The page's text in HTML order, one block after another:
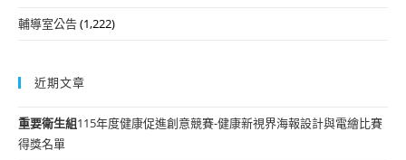
輔導室公告(1,222)
近期文章
重要衛生組115年度健康促進創意競賽-健康新視界海報設計與電繪比賽
得獎名單